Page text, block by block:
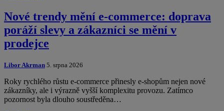
Nové trendy mění e-commerce: doprava
poráží slevy a zákazníci se mění v
prodejce
Libor Akrman 5. srpna 2026
Roky rychlého růstu e-commerce přinesly e-shopům nejen nové
zákazníky, ale i výrazně vyšší komplexitu provozu. Zatímco
pozornost byla dlouho soustředěna…